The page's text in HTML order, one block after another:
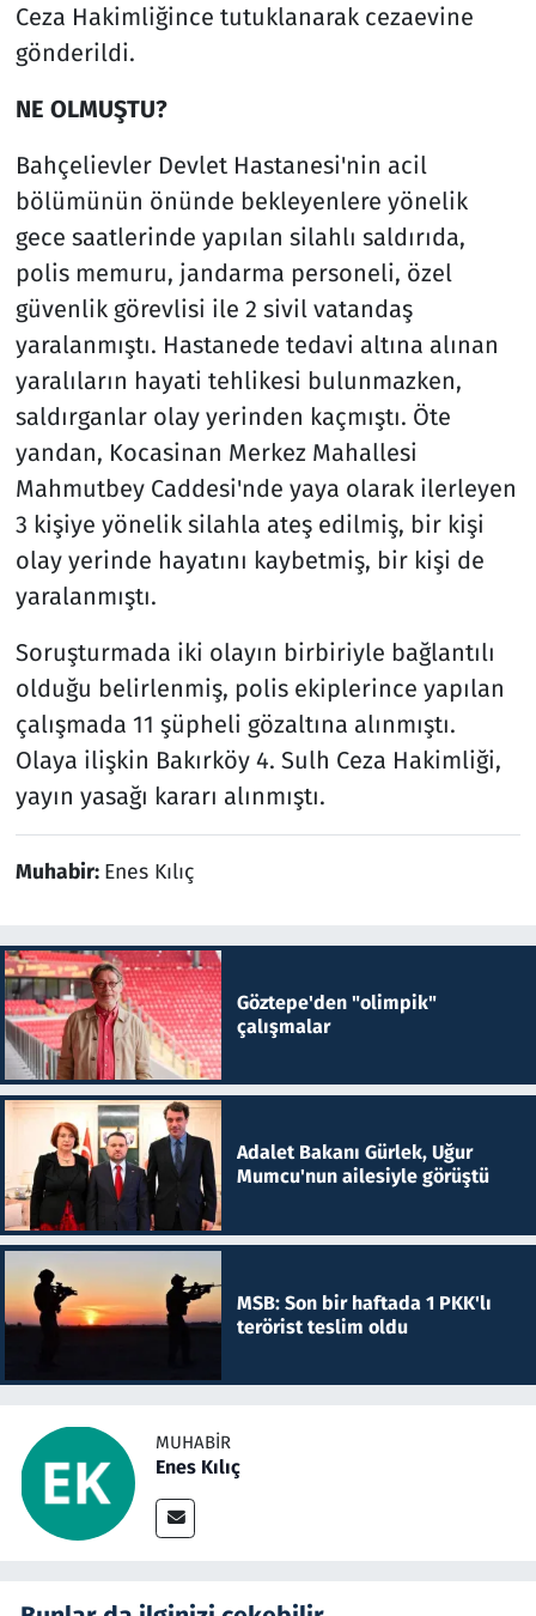
Ceza Hakimliğince tutuklanarak cezaevine
gönderildi.
NE OLMUŞTU?
Bahçelievler Devlet Hastanesi'nin acil
bölümünün önünde bekleyenlere yönelik
gece saatlerinde yapılan silahlı saldırıda,
polis memuru, jandarma personeli, özel
güvenlik görevlisi ile 2 sivil vatandaş
yaralanmıştı. Hastanede tedavi altına alınan
yaralıların hayati tehlikesi bulunmazken,
saldırganlar olay yerinden kaçmıştı. Öte
yandan, Kocasinan Merkez Mahallesi
Mahmutbey Caddesi'nde yaya olarak ilerleyen
3 kişiye yönelik silahla ateş edilmiş, bir kişi
olay yerinde hayatını kaybetmiş, bir kişi de
yaralanmıştı.
Soruşturmada iki olayın birbiriyle bağlantılı
olduğu belirlenmiş, polis ekiplerince yapılan
çalışmada 11 şüpheli gözaltına alınmıştı.
Olaya ilişkin Bakırköy 4. Sulh Ceza Hakimliği,
yayın yasağı kararı alınmıştı.
Muhabir: Enes Kılıç
Göztepe'den "olimpik"
çalışmalar
Adalet Bakanı Gürlek, Uğur
Mumcu'nun ailesiyle görüştü
MSB: Son bir haftada 1 PKK'lı
terörist teslim oldu
MUHABIR
Enes Kılıç